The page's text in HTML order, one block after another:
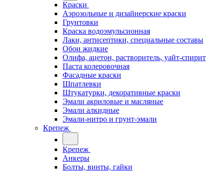
Краски
Аэрозольные и дизайнерские краски
Грунтовки
Краска водоэмульсионная
Лаки, антисептики, специальные составы
Обои жидкие
Олифа, ацетон, растворитель, уайт-спирит
Паста колеровочная
Фасадные краски
Шпатлевки
Штукатурки, декоративные краски
Эмали акриловые и масляные
Эмали алкидные
Эмали-нитро и грунт-эмали
Крепеж
Крепеж
Анкеры
Болты, винты, гайки